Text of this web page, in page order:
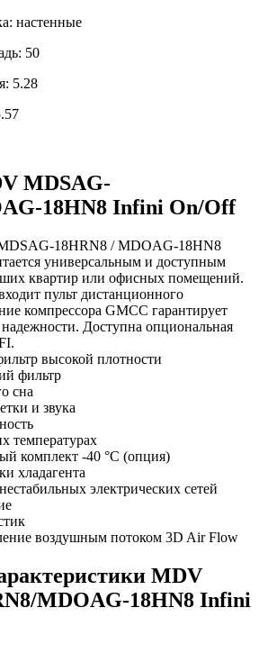
настенные
50
5.28
MDSAG-
18HN8 Infini On/Off
18HRN8 / MDOAG-18HN8
универсальным и доступным
квартир или офисных помещений.
пульт дистанционного
компрессора GMCC гарантирует
Доступна опциональная
высокой плотности
фильтр
сна
и звука
температурах
комплект -40 °С (опция)
хладагента
электрических сетей
воздушным потоком 3D Air Flow
MDV
MDOAG-18HN8 Infini